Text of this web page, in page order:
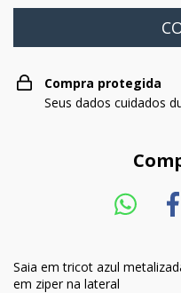
Compra protegida
Seus dados cuidados
Saia em tricot azul
em ziper na lateral